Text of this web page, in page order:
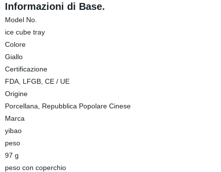
Informazioni di Base.
Model No.
ice cube tray
Colore
Giallo
Certificazione
FDA, LFGB, CE / UE
Origine
Porcellana, Repubblica Popolare Cinese
Marca
yibao
peso
97 g
peso con coperchio